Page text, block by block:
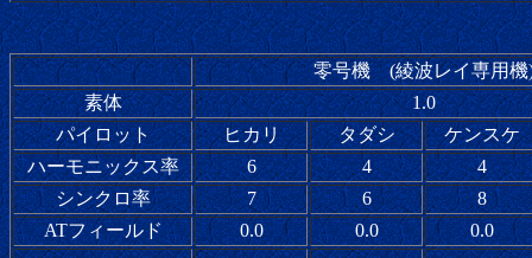
零号機 (綾波レイ専用機
素体
1.0
パイロット
ヒカリ タダシ
ケンスケ
ハーモニックス率
6 4
4
シンクロ率
7 6
8
ATフィールド
0.0 0.0 0.0